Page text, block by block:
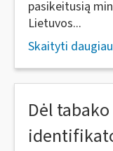
pasikeitusią
Lietuvos...
Skaityti daugiau
Dėl